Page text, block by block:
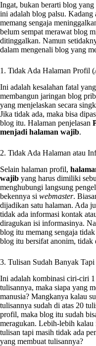
Ingat, bukan berarti blog
ini adalah blog palsu.
memang sengaja
belum sempat merawat blog
ditinggalkan. Namun
dalam mengenali blog yang
1. Tidak Ada Halaman Profil (
Ini adalah kesalahan fatal
membangun jaringan blog
yang menjelaskan secara
Jika tidak ada, maka bisa
blog itu. Halaman penjelasan
menjadi halaman wajib.
2. Tidak Ada Halaman atau
Selain halaman profil,
wajib yang harus dimiliki
menghubungi langsung
bekennya si webmaster.
dijadikan satu halaman. Ada
tidak ada informasi kontak
diragukan isi informasinya.
blog itu memang sengaja
blog itu bersifat anonim, tidak
3. Tulisan Sudah Banyak
Ini adalah kombinasi ciri-ciri
tulisannya, maka siapa yang
manusia? Mangkanya kalau
tulisannya sudah di atas 20
profil, maka blog itu sudah
meragukan. Lebih-lebih
tulisan tapi masih tidak ada
yang membuat tulisannya?